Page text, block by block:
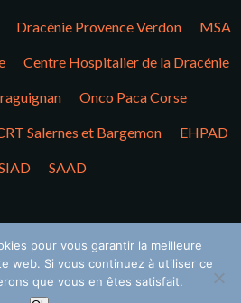
Dracénie Provence Verdon MSA
Centre Hospitalier de la Dracénie
Onco Paca Corse
Salernes et Bargemon EHPAD
SAAD
financiers
Fondation de France du CA
pour vous garantir la meilleure
web. Si vous continuez à utiliser ce
que vous en êtes satisfait.